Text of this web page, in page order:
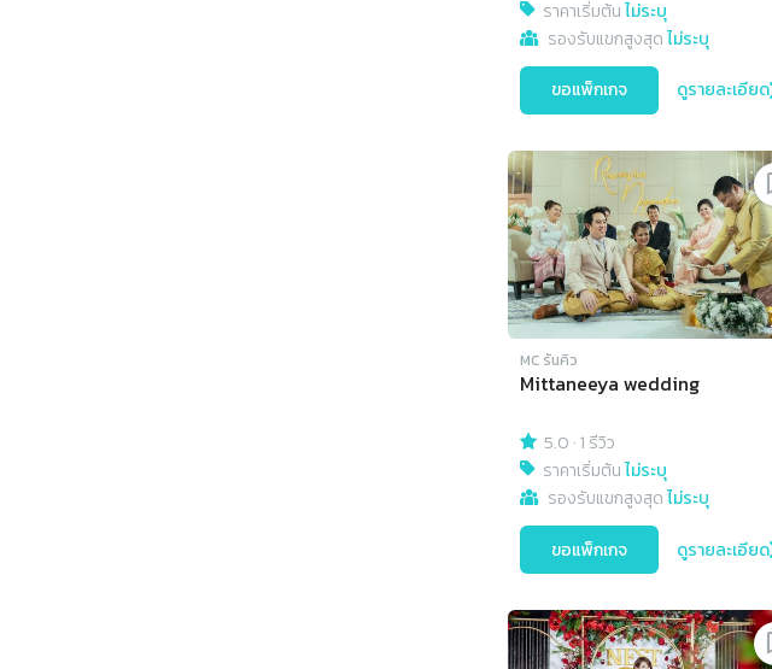
ราคาเริ่มต้นไม่ระบุ
รองรับแขกสูงสุดไม่ระบุ
ขอแพ็กเกจ ดูรายละเอียด
MC รันคิว
Mittaneeya wedding
5.0 ·1 รีวิว
ราคาเริ่มต้นไม่ระบุ
รองรับแขกสูงสุดไม่ระบุ
ขอแพ็กเกจ ดูรายละเอียด